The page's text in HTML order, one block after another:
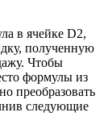
в ячейке D2,
полученную
Чтобы
формулы из
преобразовать
следующие